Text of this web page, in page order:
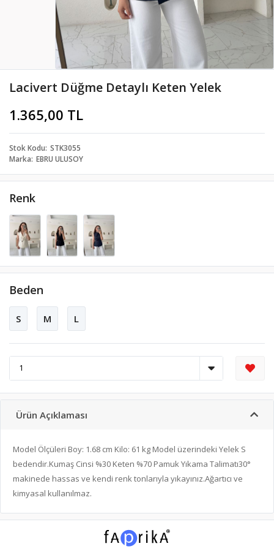
Lacivert Düğme Detaylı Keten Yelek
1.365,00 TL
Stok Kodu STK3055
Marka EBRU ULUSOY
Renk
Beden
S M L
Ürün Açıklaması
Model Ölçüleri Boy: 1.68 cm Kilo: 61 kg Model üzerindeki Yelek S
bedendir.Kumaş Cinsi %30 Keten %70 Pamuk Yıkama Talimatı30°
makinede hassas ve kendi renk tonlarıyla yıkayınız.Ağartıcı ve
kimyasal kullanılmaz.